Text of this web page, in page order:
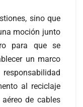
sino que
moción junto
para que se
un marco
al reciclaje
de cables